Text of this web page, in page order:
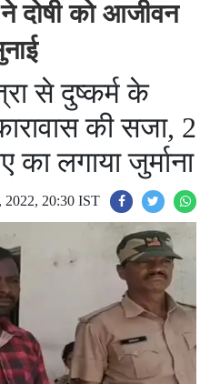
ने दोषी को आजीवन
से दुष्कर्म के
की सजा, 2
लगाया जुर्माना
2022, 20:30 IST